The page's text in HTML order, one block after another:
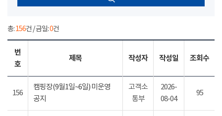
총:156건 / 금일:0건
번
호
제목 작성자 작성일 조회수
156
캠핑장(9월1일~6일) 미운영
공지
고객소
통부
2026-
08-04
95